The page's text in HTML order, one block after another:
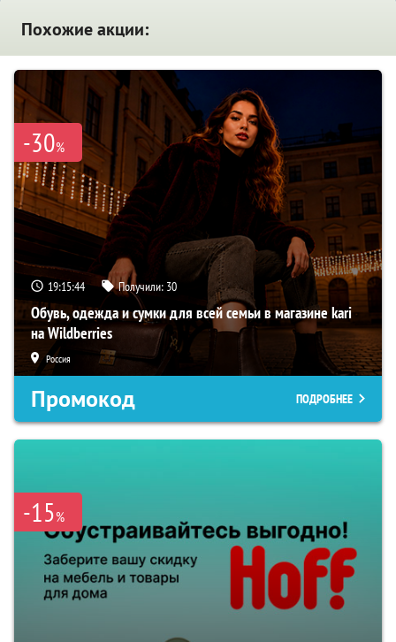
Похожие акции:
-30%
19:15:43 Получили: 30
Обувь, одежда и сумки для всей семьи в магазине kari
на Wildberries
Россия
Промокод ПОДРОБНЕЕ
-15%